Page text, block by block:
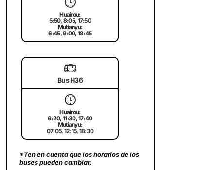
Huairou:
5:50, 8:05, 17:50
Mutianyu:
6:45, 9:00, 18:45
🚌
Bus H36
🕓
Huairou:
6:20, 11:30, 17:40
Mutianyu:
07:05, 12:15, 18:30
*Ten en cuenta que los horarios de los
buses pueden cambiar.